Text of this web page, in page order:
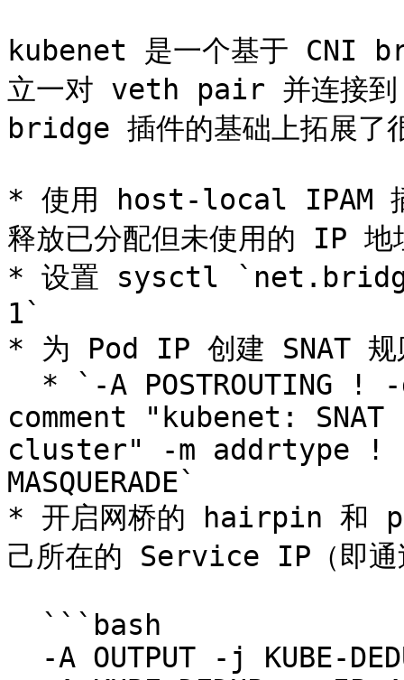
kubenet 是一个基于 CNI
立一对 veth pair 并连接
bridge 插件的基础上拓展了
* 使用 host-local IPAM 插
释放已分配但未使用的 IP 地
* 设置 sysctl
1`
* 为 Pod IP 创建 SNAT 规
comment "kubenet:
cluster" -m addrtype !
MASQUERADE`
* 开启网桥的 hairpin 和
己所在的 Service IP（即通